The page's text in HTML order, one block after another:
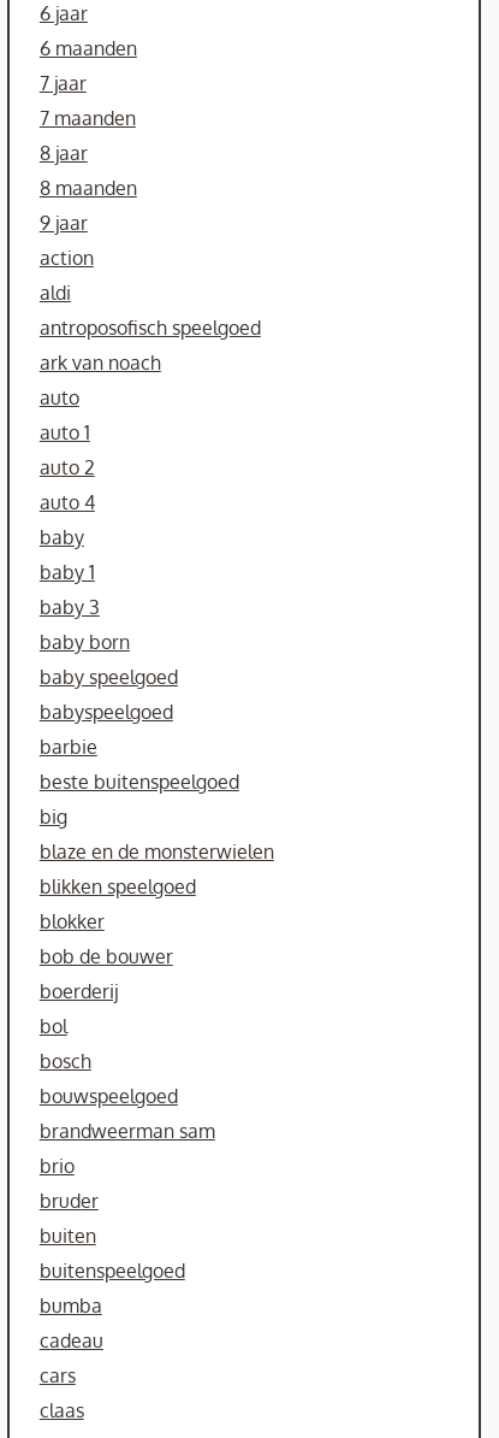
6 jaar
6 maanden
7 jaar
7 maanden
8 jaar
8 maanden
9 jaar
action
aldi
antroposofisch speelgoed
ark van noach
auto
auto 1
auto 2
auto 4
baby
baby 1
baby 3
baby born
baby speelgoed
babyspeelgoed
barbie
beste buitenspeelgoed
big
blaze en de monsterwielen
blikken speelgoed
blokker
bob de bouwer
boerderij
bol
bosch
bouwspeelgoed
brandweerman sam
brio
bruder
buiten
buitenspeelgoed
bumba
cadeau
cars
claas